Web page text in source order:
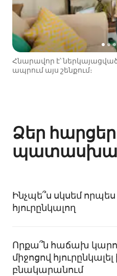
Հնարավոր է՝ ներկայացված
ապրում այս շենքում։
Ձեր
Ինչպե՞ս սկսեմ որպես
հյուրընկալող
Որքա՞ն հաճախ
միջոցով հյուրընկալել
բնակարանում